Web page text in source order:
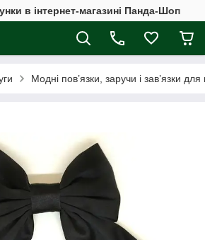
в інтернет-магазині Панда-Шоп
Модні пов’язки, заручи і зав’язки